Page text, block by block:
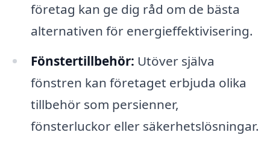
företag kan ge dig råd om de bästa
alternativen för energieffektivisering.
Fönstertillbehör: Utöver själva
fönstren kan företaget erbjuda olika
tillbehör som persienner,
fönsterluckor eller säkerhetslösningar.